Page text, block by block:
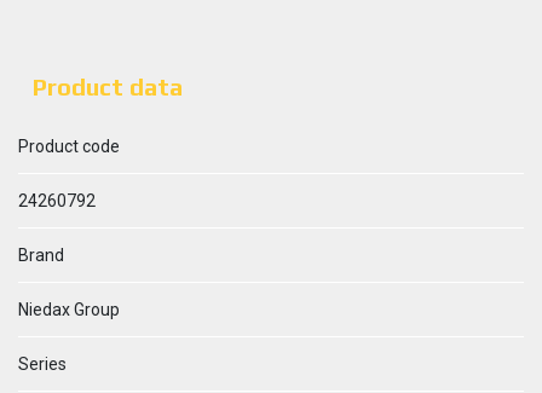
Product data
Product code
24260792
Brand
Niedax Group
Series